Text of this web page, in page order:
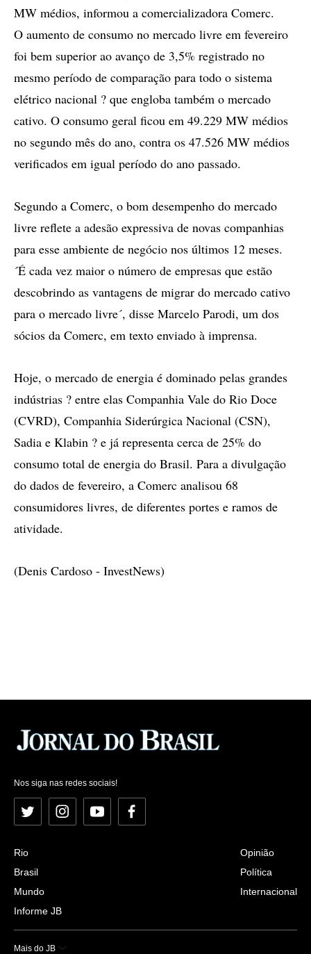
MW médios, informou a comercializadora Comerc.
O aumento de consumo no mercado livre em fevereiro
foi bem superior ao avanço de 3,5% registrado no
mesmo período de comparação para todo o sistema
elétrico nacional ? que engloba também o mercado
cativo. O consumo geral ficou em 49.229 MW médios
no segundo mês do ano, contra os 47.526 MW médios
verificados em igual período do ano passado.
Segundo a Comerc, o bom desempenho do mercado
livre reflete a adesão expressiva de novas companhias
para esse ambiente de negócio nos últimos 12 meses.
´É cada vez maior o número de empresas que estão
descobrindo as vantagens de migrar do mercado cativo
para o mercado livre´, disse Marcelo Parodi, um dos
sócios da Comerc, em texto enviado à imprensa.
Hoje, o mercado de energia é dominado pelas grandes
indústrias ? entre elas Companhia Vale do Rio Doce
(CVRD), Companhia Siderúrgica Nacional (CSN),
Sadia e Klabin ? e já representa cerca de 25% do
consumo total de energia do Brasil. Para a divulgação
do dados de fevereiro, a Comerc analisou 68
consumidores livres, de diferentes portes e ramos de
atividade.
(Denis Cardoso - InvestNews)
Nos siga nas redes sociais!
Twitter InstagramYouTubeFacebook
Rio
Brasil
Mundo
Informe JB
Opinião
Política
Internacional
Mais do JB